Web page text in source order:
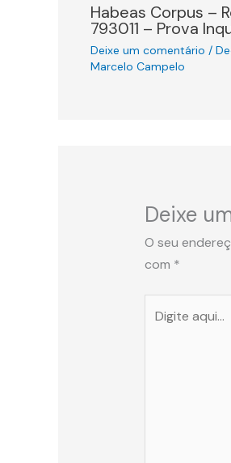
Habeas Corpus –
793011 – Prova
Deixe um comentário /
Marcelo Campelo
Deixe
O seu
com *
aqui...